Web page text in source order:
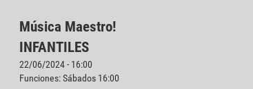
Música Maestro!
INFANTILES
22/06/2024 - 16:00
Funciones: Sábados 16:00